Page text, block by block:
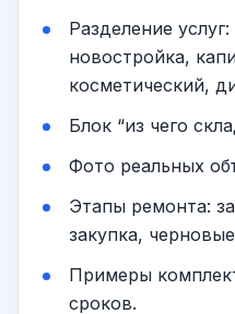
Разделение
новостройка,
косметический,
Блок “из чего
Фото реальных
Этапы ремонта:
закупка,
Примеры
сроков.